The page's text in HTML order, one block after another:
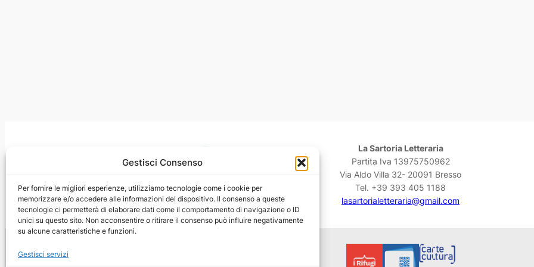
Gestisci Consenso
Per fornire le migliori esperienze, utilizziamo tecnologie come i cookie per
memorizzare e/o accedere alle informazioni del dispositivo. Il consenso a queste
tecnologie ci permetterà di elaborare dati come il comportamento di navigazione o ID
unici su questo sito. Non acconsentire o ritirare il consenso può influire negativamente
su alcune caratteristiche e funzioni.
Gestisci servizi
La Sartoria Letteraria
Partita Iva 13975750962
Via Aldo Villa 32- 20091 Bresso
Tel. +39 393 405 1188
lasartorialetteraria@gmail.com